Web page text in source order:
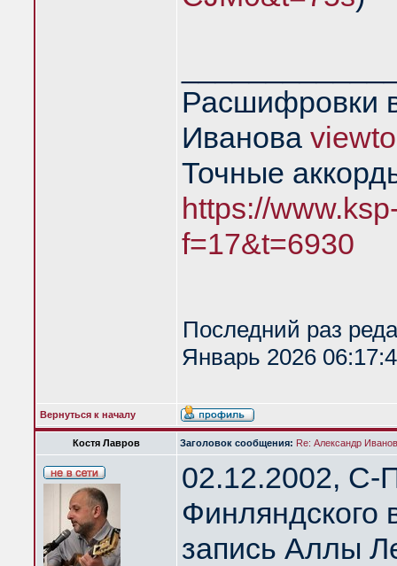
Расшифровки
Иванова
Точные
https://
f=17&t=6930
Последний раз
Январь 2026
Вернуться к началу
Костя Лавров Заголовок сообщения: Re: Александр
02.12.2002, С-
Финляндского
запись Аллы